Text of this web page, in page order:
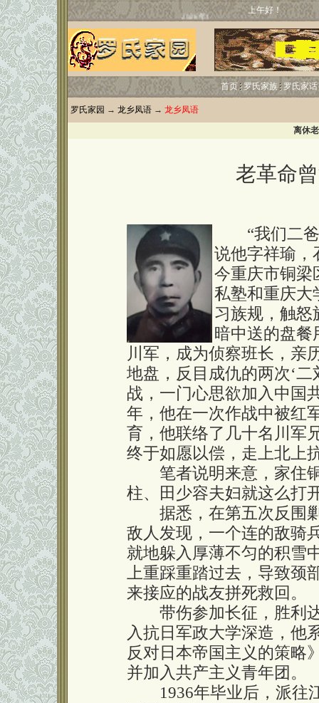
上午好！
首页 罗氏家族 罗氏家话
罗氏家园 → 龙乡凤语 → 龙乡凤语
离休
老革命
“我们二爸
说他字祥瑜，
今重庆市铜梁
私塾和重庆大
习族规，触怒
暗中送的盘餐
川军，成为侦察班长，亲
地盘，反目成仇的两次‘
战，一门心思欲加入中国
年，他在一次作战中被红
育，他联络了几十名川军
终于如愿以偿，走上北上
笔者说明来意，家住铜
柱、田少容夫妇就这么打
据悉，在第五次反围剿
敌人发现，一个连的敌骑
就地躲入厚薄不匀的积雪
上重踩重踏过去，导致颈
来接应的战友拼死救回。
带伤参加长征，胜利
入抗日军政大学深造，他
反对日本帝国主义的策略
并加入共产主义青年团。
1936年毕业后，派往